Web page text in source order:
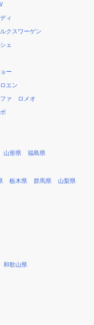
ィ
クスワーゲン
ェ
ー
エン
ファ ロメオ
山形県 福島県
栃木県 群馬県 山梨県
和歌山県